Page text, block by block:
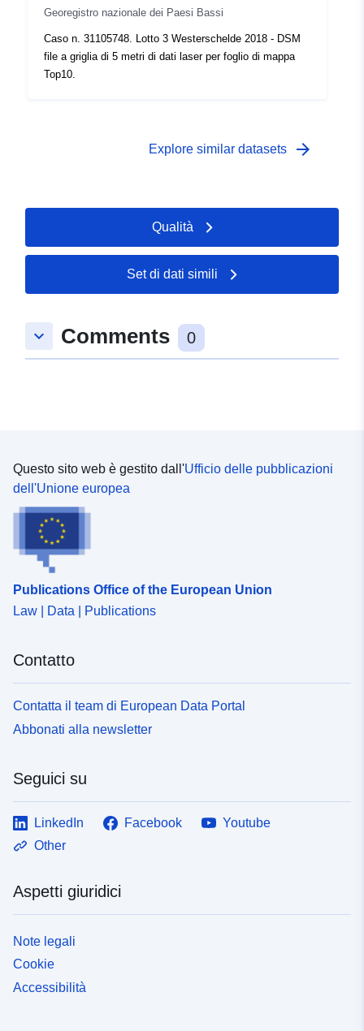
Georegistro nazionale dei Paesi Bassi
Caso n. 31105748. Lotto 3 Westerschelde 2018 - DSM
file a griglia di 5 metri di dati laser per foglio di mappa
Top10.
Explore similar datasets arrow_forward
Qualità
Set di dati simili
keyboard_arrow_down Comments 0
Questo sito web è gestito dall'Ufficio delle pubblicazioni
dell'Unione europea
Publications Office of the European Union
Law | Data | Publications
Contatto
Contatta il team di European Data Portal
Abbonati alla newsletter
Seguici su
LinkedIn Facebook
Youtube
Other
Aspetti giuridici
Note legali
Cookie
Accessibilità